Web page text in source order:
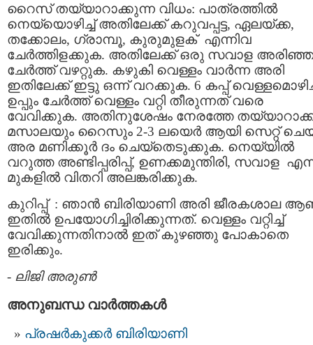
റൈസ് തയ്യാറാക്കുന്ന വിധം: പാത്രത്തില്‍
നെയ്യൊഴിച്ച് അതിലേക്ക് കറുവപ്പട്ട, ഏലയ്ക്ക,
തക്കോലം, ഗ്രാമ്പൂ, കുരുമുളക് എന്നിവ
ചേര്‍ത്തിളക്കുക. അതിലേക്ക് ഒരു സവാള
ചേര്‍ത്ത് വഴറ്റുക. കഴുകി വെള്ളം വാര്‍ന്ന അരി
ഇതിലേക്ക് ഇട്ടു ഒന്ന് വറക്കുക. 6 കപ്പ്‌
ഉപ്പും ചേര്‍ത്ത് വെള്ളം വറ്റി തീരുന്നത് വരെ
വേവിക്കുക. അതിനുശേഷം നേരത്തേ
മസാലയും റൈസും 2-3 ലയെര്‍ ആയി സെറ്റ്‌
അര മണിക്കൂര്‍ ദം ചെയ്‌തെടുക്കുക. നെയ്യില്‍
വറുത്ത അണ്ടിപ്പരിപ്പ്, ഉണക്കമുന്തിരി, സവാള
മുകളില്‍ വിതറി അലങ്കരിക്കുക.
കുറിപ്പ് : ഞാന്‍ ബിരിയാണി അരി ജീരകശാല
ഇതില്‍ ഉപയോഗിച്ചിരിക്കുന്നത്. വെള്ളം വറ്റിച്ച്
വേവിക്കുന്നതിനാല്‍ ഇത് കുഴഞ്ഞു പോകാതെ
ഇരിക്കും.
- ലിജി അരുണ്‍
അനുബന്ധ വാര്‍ത്തകള്‍
പ്രഷര്‍കുക്കര്‍ ബിരിയാണി